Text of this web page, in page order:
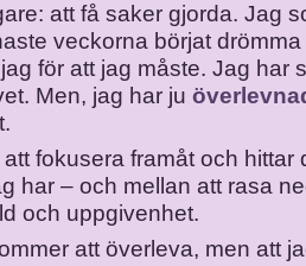
att få saker gjorda. Jag
veckorna börjat
för att jag måste. Jag har
Men, jag har ju
fokusera framåt och hittar
har – och mellan att rasa
och uppgivenhet.
att överleva, men att